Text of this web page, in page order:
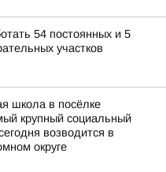
54 постоянных и 5
участков
школа в посёлке
крупный социальный
возводится в
округе